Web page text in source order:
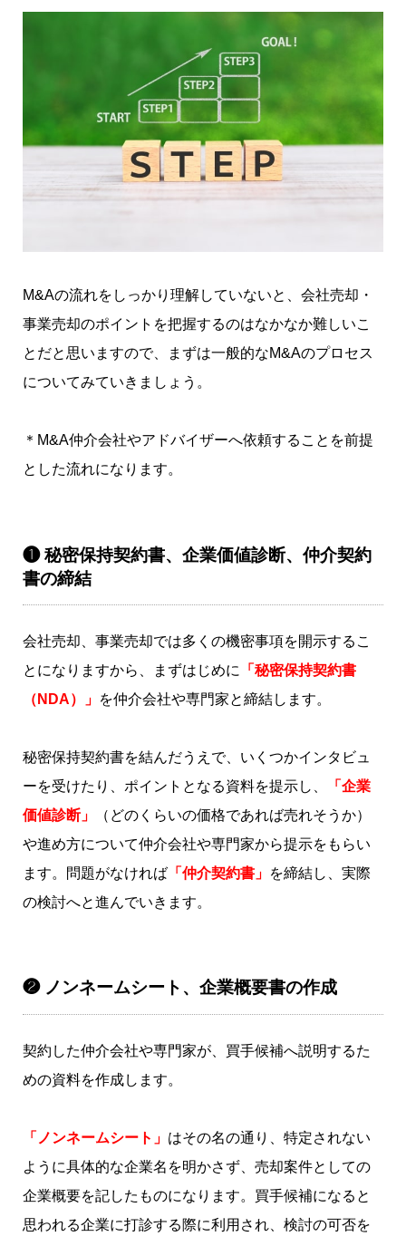
M&Aの流れをしっかり理解していないと、会社売却・
事業売却のポイントを把握するのはなかなか難しいこ
とだと思いますので、まずは一般的なM&Aのプロセス
についてみていきましょう。
＊M&A仲介会社やアドバイザーへ依頼することを前提
とした流れになります。
❶ 秘密保持契約書、企業価値診断、仲介契約
書の締結
会社売却、事業売却では多くの機密事項を開示するこ
とになりますから、まずはじめに
「秘密保持契約書
（NDA）」 を仲介会社や専門家と締結します。
秘密保持契約書を結んだうえで、いくつかインタビュ
ーを受けたり、ポイントとなる資料を提示し、
「企業
価値診断」
（どのくらいの価格であれば売れそうか）
や進め方について仲介会社や専門家から提示をもらい
ます。問題がなければ「仲介契約書」 を締結し、実際
の検討へと進んでいきます。
❷ ノンネームシート、企業概要書の作成
契約した仲介会社や専門家が、買手候補へ説明するた
めの資料を作成します。
「ノンネームシート」 はその名の通り、特定されない
ように具体的な企業名を明かさず、売却案件としての
企業概要を記したものになります。買手候補になると
思われる企業に打診する際に利用され、検討の可否を